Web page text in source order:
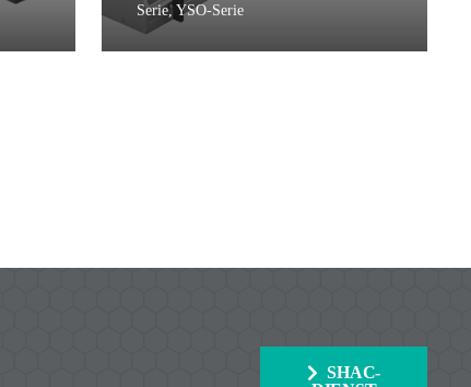
Serie,YSO-Serie
SHAC-